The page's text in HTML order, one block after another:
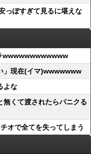
っぽすぎて見るに堪えな
wwwwwwwwwwww
」現在(イマ)wwwwwww
よな
無くて渡されたらパニクる
オで全てを失ってしまう